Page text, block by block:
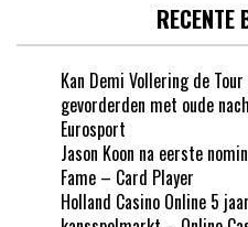
RECENTE
Kan Demi Vollering de
gevorderden met oude
Eurosport
Jason Koon na eerste
Fame – Card Player
Holland Casino Online 5